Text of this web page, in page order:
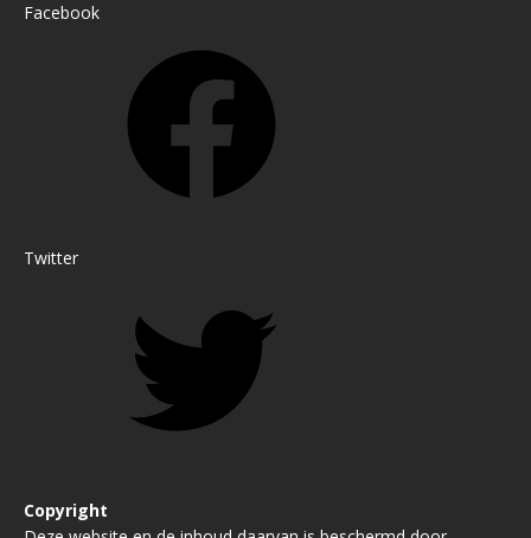
Facebook
Twitter
Copyright